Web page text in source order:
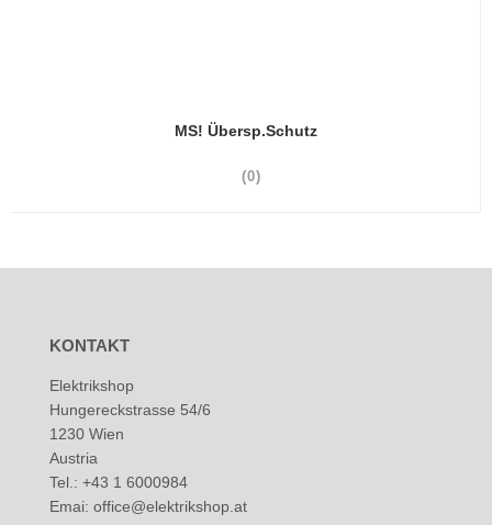
MS! Übersp.Schutz
(0)
KONTAKT
Elektrikshop
Hungereckstrasse 54/6
1230 Wien
Austria
Tel.: +43 1 6000984
Emai: office@elektrikshop.at